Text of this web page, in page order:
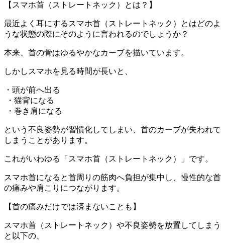
【スマホ首（ストレートネック）とは？】
最近よく耳にするスマホ首（ストレートネック）とはどのよ
うな状態の際にそのように言われるのでしょうか？
本来、首の骨はゆるやかなカーブを描いています。
しかしスマホを見る時間が長いと、
・頭が前へ出る
・猫背になる
・巻き肩になる
という不良姿勢が習慣化してしまい、首のカーブが失われて
しまうことがあります。
これがいわゆる「スマホ首（ストレートネック）」です。
スマホ首になると首周りの筋肉へ負担が集中し、慢性的な首
の痛みや肩こりにつながります。
【首の痛みだけでは済まないことも】
スマホ首（ストレートネック）や不良姿勢を放置してしまう
と以下の、